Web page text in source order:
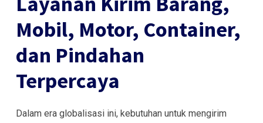
Mobil, Motor, Container,
dan Pindahan
Terpercaya
Dalam era globalisasi ini, kebutuhan untuk mengirim